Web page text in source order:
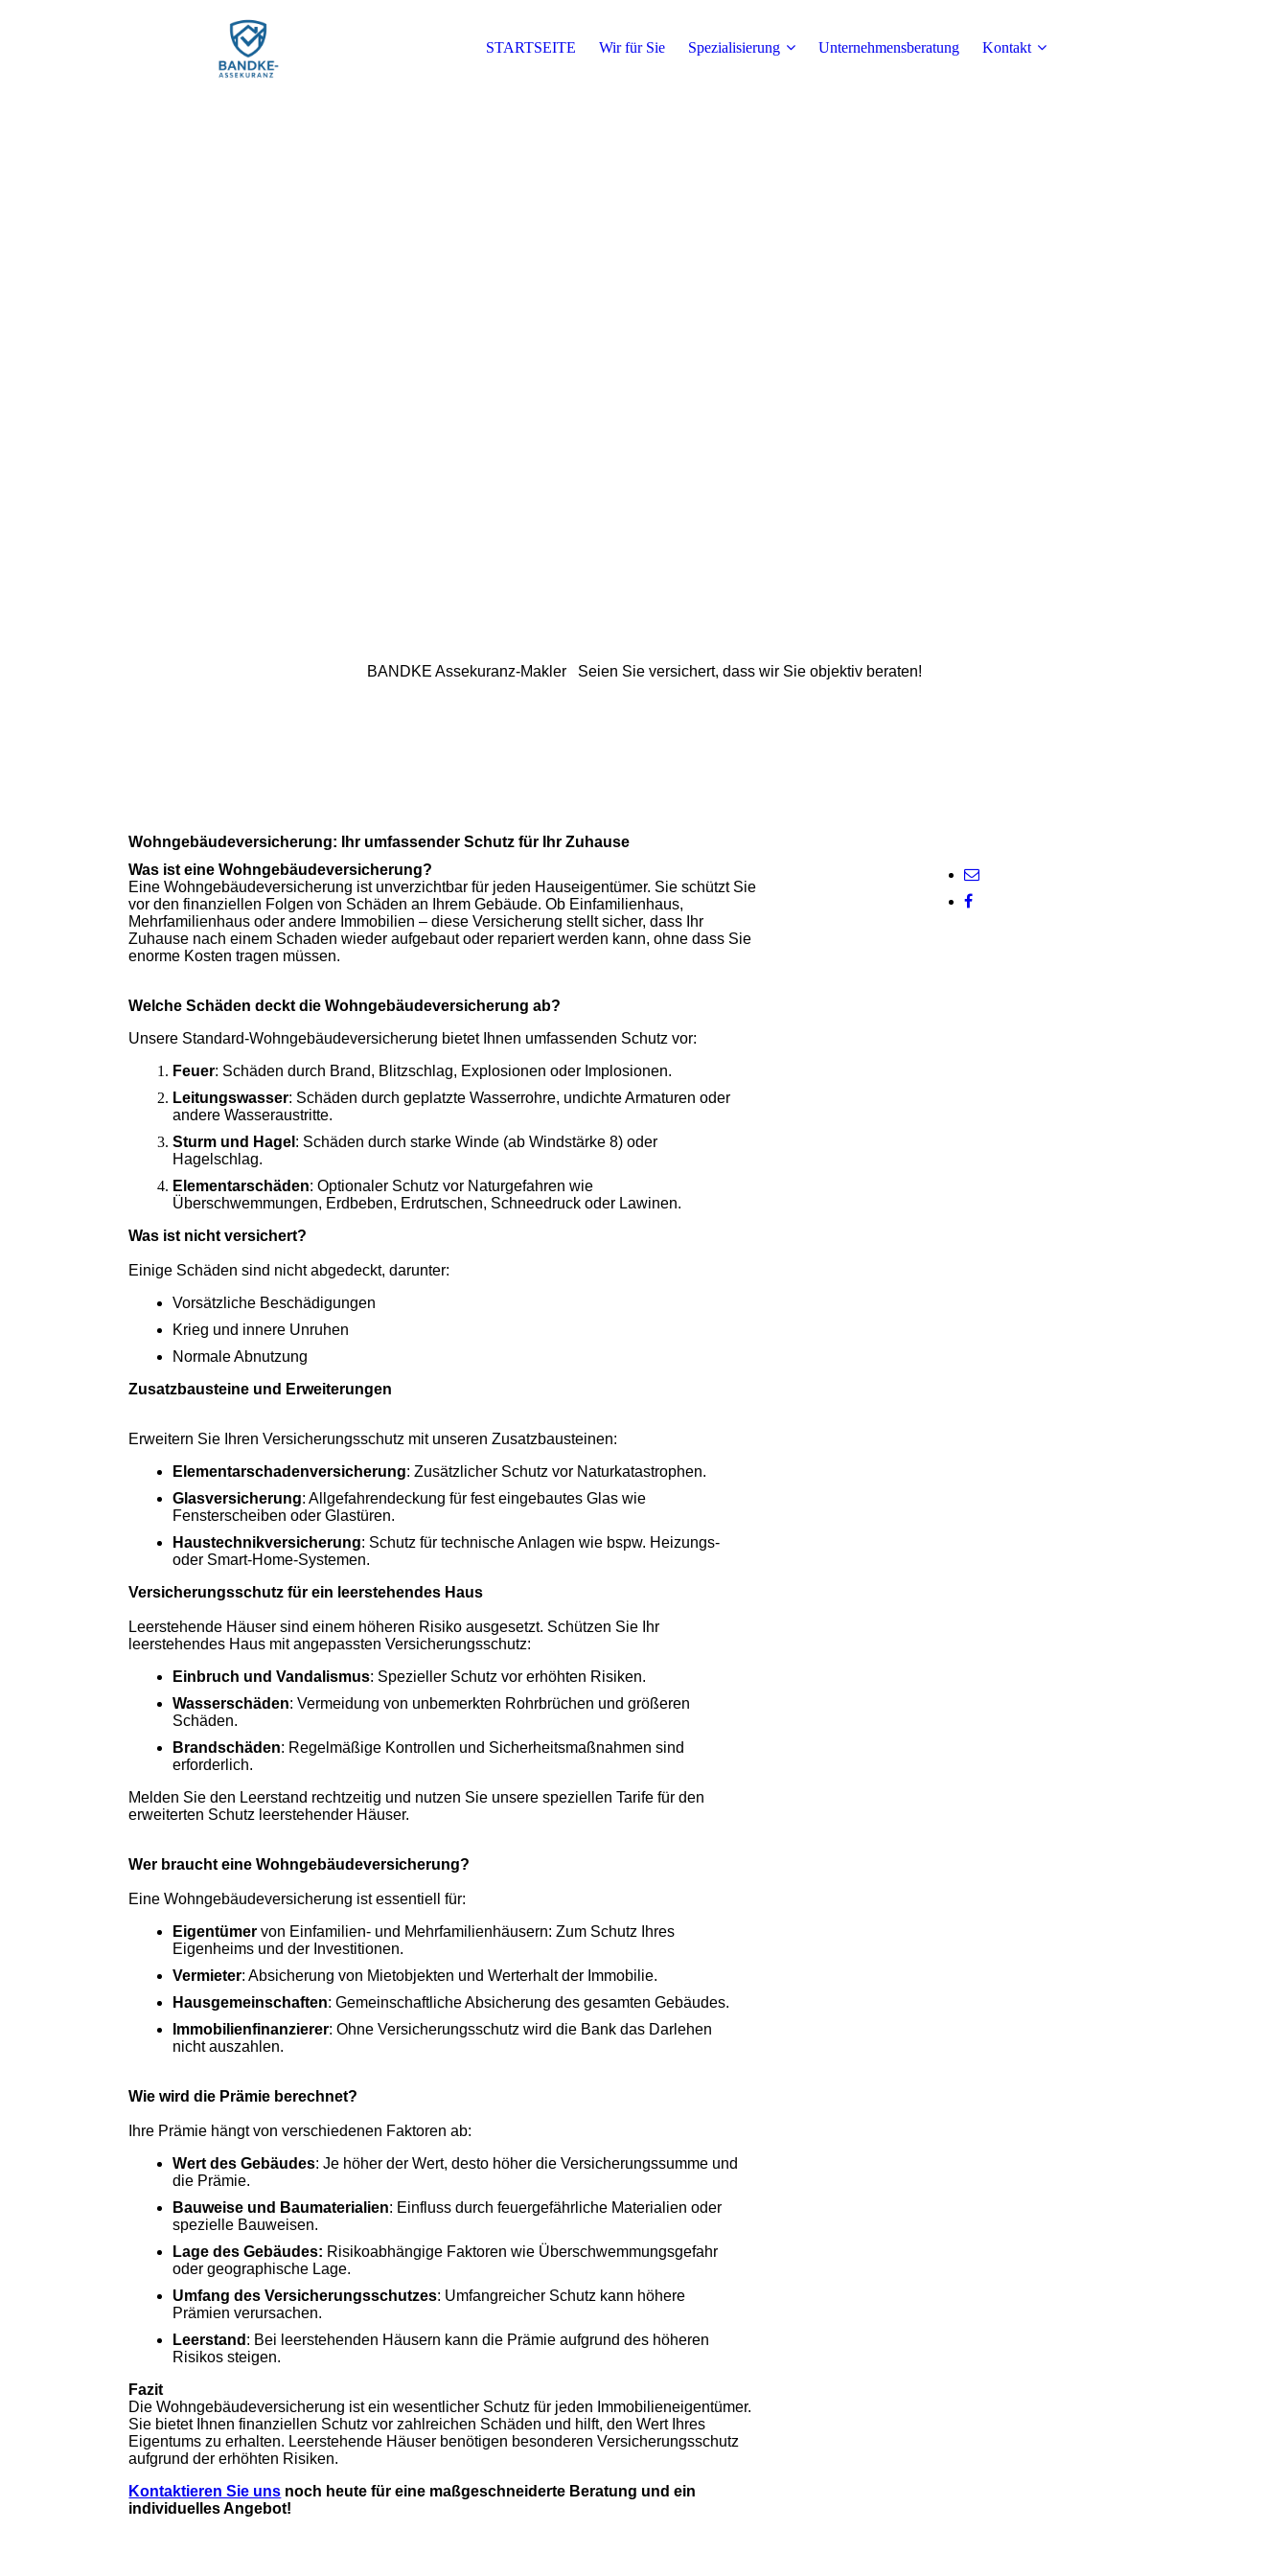
STARTSEITE Wir für Sie Spezialisierung Unternehmensberatung Kontakt
BANDKE Assekuranz-Makler Seien Sie versichert, dass wir Sie objektiv beraten!
Wohngebäudeversicherung: Ihr umfassender Schutz für Ihr Zuhause
Was ist eine Wohngebäudeversicherung?
Eine Wohngebäudeversicherung ist unverzichtbar für jeden Hauseigentümer. Sie schützt Sie
vor den finanziellen Folgen von Schäden an Ihrem Gebäude. Ob Einfamilienhaus,
Mehrfamilienhaus oder andere Immobilien – diese Versicherung stellt sicher, dass Ihr
Zuhause nach einem Schaden wieder aufgebaut oder repariert werden kann, ohne dass Sie
enorme Kosten tragen müssen.
Welche Schäden deckt die Wohngebäudeversicherung ab?
Unsere Standard-Wohngebäudeversicherung bietet Ihnen umfassenden Schutz vor:
Feuer: Schäden durch Brand, Blitzschlag, Explosionen oder Implosionen.
Leitungswasser: Schäden durch geplatzte Wasserrohre, undichte Armaturen oder
andere Wasseraustritte.
Sturm und Hagel : Schäden durch starke Winde (ab Windstärke 8) oder
Hagelschlag.
Elementarschäden: Optionaler Schutz vor Naturgefahren wie
Überschwemmungen, Erdbeben, Erdrutschen, Schneedruck oder Lawinen.
Was ist nicht versichert?
Einige Schäden sind nicht abgedeckt, darunter:
Vorsätzliche Beschädigungen
Krieg und innere Unruhen
Normale Abnutzung
Zusatzbausteine und Erweiterungen
Erweitern Sie Ihren Versicherungsschutz mit unseren Zusatzbausteinen:
Elementarschadenversicherung: Zusätzlicher Schutz vor Naturkatastrophen.
Glasversicherung: Allgefahrendeckung für fest eingebautes Glas wie
Fensterscheiben oder Glastüren.
Haustechnikversicherung: Schutz für technische Anlagen wie bspw. Heizungs-
oder Smart-Home-Systemen.
Versicherungsschutz für ein leerstehendes Haus
Leerstehende Häuser sind einem höheren Risiko ausgesetzt. Schützen Sie Ihr
leerstehendes Haus mit angepassten Versicherungsschutz:
Einbruch und Vandalismus: Spezieller Schutz vor erhöhten Risiken.
Wasserschäden: Vermeidung von unbemerkten Rohrbrüchen und größeren
Schäden.
Brandschäden: Regelmäßige Kontrollen und Sicherheitsmaßnahmen sind
erforderlich.
Melden Sie den Leerstand rechtzeitig und nutzen Sie unsere speziellen Tarife für den
erweiterten Schutz leerstehender Häuser.
Wer braucht eine Wohngebäudeversicherung?
Eine Wohngebäudeversicherung ist essentiell für:
Eigentümer von Einfamilien- und Mehrfamilienhäusern: Zum Schutz Ihres
Eigenheims und der Investitionen.
Vermieter: Absicherung von Mietobjekten und Werterhalt der Immobilie.
Hausgemeinschaften: Gemeinschaftliche Absicherung des gesamten Gebäudes.
Immobilienfinanzierer: Ohne Versicherungsschutz wird die Bank das Darlehen
nicht auszahlen.
Wie wird die Prämie berechnet?
Ihre Prämie hängt von verschiedenen Faktoren ab:
Wert des Gebäudes: Je höher der Wert, desto höher die Versicherungssumme und
die Prämie.
Bauweise und Baumaterialien: Einfluss durch feuergefährliche Materialien oder
spezielle Bauweisen.
Lage des Gebäudes: Risikoabhängige Faktoren wie Überschwemmungsgefahr
oder geographische Lage.
Umfang des Versicherungsschutzes: Umfangreicher Schutz kann höhere
Prämien verursachen.
Leerstand : Bei leerstehenden Häusern kann die Prämie aufgrund des höheren
Risikos steigen.
Fazit
Die Wohngebäudeversicherung ist ein wesentlicher Schutz für jeden Immobilieneigentümer.
Sie bietet Ihnen finanziellen Schutz vor zahlreichen Schäden und hilft, den Wert Ihres
Eigentums zu erhalten. Leerstehende Häuser benötigen besonderen Versicherungsschutz
aufgrund der erhöhten Risiken.
Kontaktieren Sie uns noch heute für eine maßgeschneiderte Beratung und ein
individuelles Angebot!